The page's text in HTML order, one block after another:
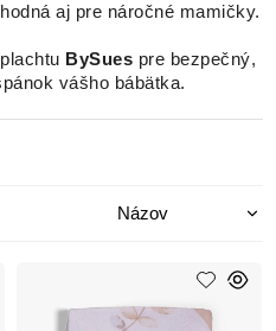
aj pre náročné mamičky.
BySues pre bezpečný,
vášho bábätka.